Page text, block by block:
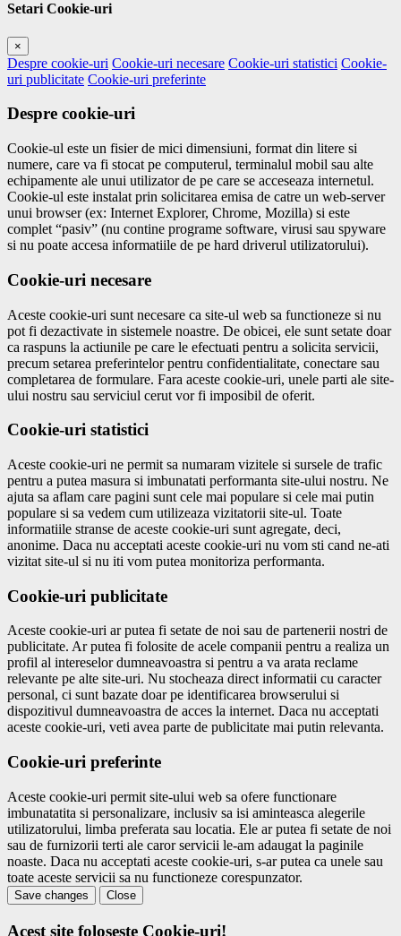
Setari Cookie-uri
×
Despre cookie-uri Cookie-uri necesare Cookie-uri statistici Cookie-
uri publicitate Cookie-uri preferinte
Despre cookie-uri
Cookie-ul este un fisier de mici dimensiuni, format din litere si
numere, care va fi stocat pe computerul, terminalul mobil sau alte
echipamente ale unui utilizator de pe care se acceseaza internetul.
Cookie-ul este instalat prin solicitarea emisa de catre un web-server
unui browser (ex: Internet Explorer, Chrome, Mozilla) si este
complet “pasiv” (nu contine programe software, virusi sau spyware
si nu poate accesa informatiile de pe hard driverul utilizatorului).
Cookie-uri necesare
Aceste cookie-uri sunt necesare ca site-ul web sa functioneze si nu
pot fi dezactivate in sistemele noastre. De obicei, ele sunt setate doar
ca raspuns la actiunile pe care le efectuati pentru a solicita servicii,
precum setarea preferintelor pentru confidentialitate, conectare sau
completarea de formulare. Fara aceste cookie-uri, unele parti ale site-
ului nostru sau serviciul cerut vor fi imposibil de oferit.
Cookie-uri statistici
Aceste cookie-uri ne permit sa numaram vizitele si sursele de trafic
pentru a putea masura si imbunatati performanta site-ului nostru. Ne
ajuta sa aflam care pagini sunt cele mai populare si cele mai putin
populare si sa vedem cum utilizeaza vizitatorii site-ul. Toate
informatiile stranse de aceste cookie-uri sunt agregate, deci,
anonime. Daca nu acceptati aceste cookie-uri nu vom sti cand ne-ati
vizitat site-ul si nu iti vom putea monitoriza performanta.
Cookie-uri publicitate
Aceste cookie-uri ar putea fi setate de noi sau de partenerii nostri de
publicitate. Ar putea fi folosite de acele companii pentru a realiza un
profil al intereselor dumneavoastra si pentru a va arata reclame
relevante pe alte site-uri. Nu stocheaza direct informatii cu caracter
personal, ci sunt bazate doar pe identificarea browserului si
dispozitivul dumneavoastra de acces la internet. Daca nu acceptati
aceste cookie-uri, veti avea parte de publicitate mai putin relevanta.
Cookie-uri preferinte
Aceste cookie-uri permit site-ului web sa ofere functionare
imbunatatita si personalizare, inclusiv sa isi aminteasca alegerile
utilizatorului, limba preferata sau locatia. Ele ar putea fi setate de noi
sau de furnizorii terti ale caror servicii le-am adaugat la paginile
noaste. Daca nu acceptati aceste cookie-uri, s-ar putea ca unele sau
toate aceste servicii sa nu functioneze corespunzator.
Save changes Close
Acest site foloseste Cookie-uri!